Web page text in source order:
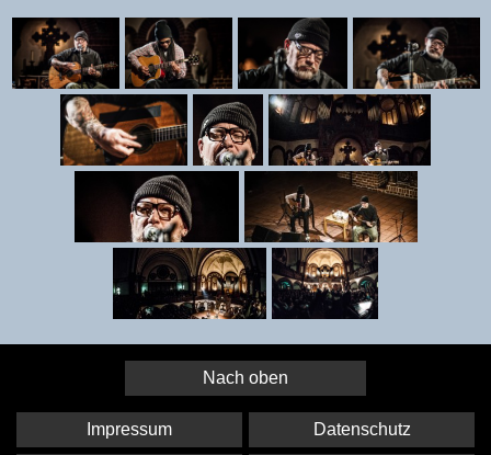
Nach oben
Impressum Datenschutz